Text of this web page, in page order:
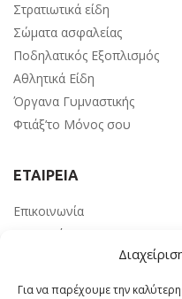
Για να παρέχουμε την
Στρατιωτικά είδη
Σώματα ασφαλείας
Ποδηλατικός Εξοπλισμός
Αθλητικά Είδη
Όργανα Γυμναστικής
Φτιάξ’το Μόνος σου
ΕΤΑΙΡΕΙΑ
Επικοινωνία
Αγαπημένα
Τρόποι Αποστολής